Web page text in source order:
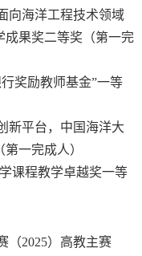
向海洋工程技术领域
成果奖二等奖（第一完
奖励教师基金”一等
新平台，中国海洋大
一完成人）
课程教学卓越奖一等
（2025）高教主赛